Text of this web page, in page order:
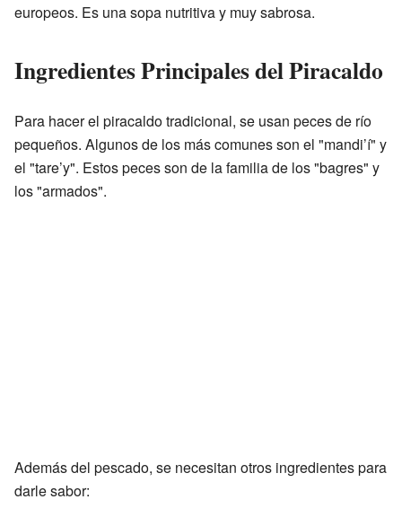
europeos. Es una sopa nutritiva y muy sabrosa.
Ingredientes Principales del Piracaldo
Para hacer el piracaldo tradicional, se usan peces de río
pequeños. Algunos de los más comunes son el "mandi’í" y
el "tare’y". Estos peces son de la familia de los "bagres" y
los "armados".
Además del pescado, se necesitan otros ingredientes para
darle sabor: